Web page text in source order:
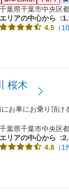
千葉県千葉市中央区
エリアの中心から
4.5 （
桜木
お車にお乗り頂け
千葉県千葉市中央区
エリアの中心から
4.8 （1